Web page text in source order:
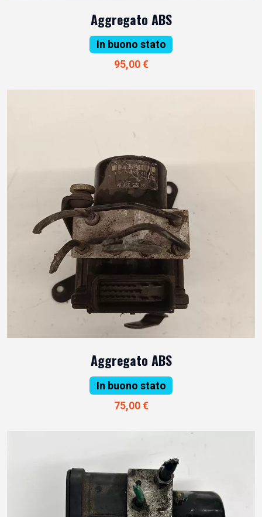
Aggregato ABS
In buono stato
95,00 €
Aggregato ABS
In buono stato
75,00 €